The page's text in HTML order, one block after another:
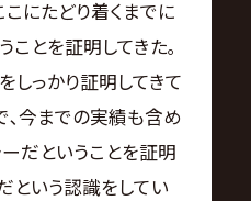
にたどり着くまでに
とを証明してきた｡
しっかり証明してきて
､今までの実績も含め
だということを証明
という認識をしてい